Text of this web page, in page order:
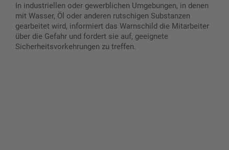
In industriellen oder gewerblichen Umgebungen, in denen
mit Wasser, Öl oder anderen rutschigen Substanzen
gearbeitet wird, informiert das Warnschild die Mitarbeiter
über die Gefahr und fordert sie auf, geeignete
Sicherheitsvorkehrungen zu treffen.